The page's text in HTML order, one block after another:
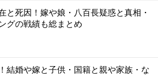
と死因！嫁や娘・八百長疑惑と真相・
グの戦績も総まとめ
結婚や嫁と子供・国籍と親や家族・な